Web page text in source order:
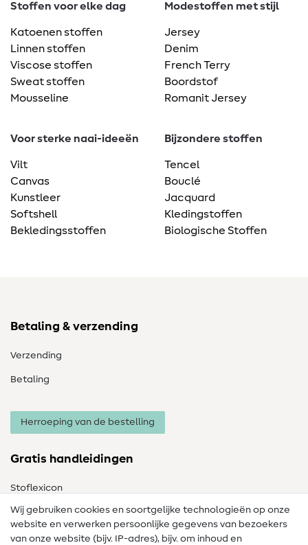
Stoffen voor elke dag
Katoenen stoffen
Linnen stoffen
Viscose stoffen
Sweat stoffen
Mousseline
Modestoffen met stijl
Jersey
Denim
French Terry
Boordstof
Romanit Jersey
Voor sterke naai-ideeën
Vilt
Canvas
Kunstleer
Softshell
Bekledingsstoffen
Bijzondere stoffen
Tencel
Bouclé
Jacquard
Kledingstoffen
Biologische Stoffen
Betaling & verzending
Verzending
Betaling
Herroeping van de bestelling
Gratis handleidingen
Stoflexicon
Naailexicon
Gratis Naaipatronen
Wij gebruiken cookies en soortgelijke technologieën op onze
website en verwerken persoonlijke gegevens van bezoekers
van onze website (bijv. IP-adres), bijv. om inhoud en